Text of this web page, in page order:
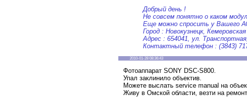
Добрый день !
Не совсем понятно о каком
Еще можно спросить у Вашего
Город : Новокузнецк, Кемеровская
Адрес : 654041, ул.
Контактный телефон : (3843)
2010-01-28 08:36:43
Фотоаппарат SONY DSC-S800.
Упал заклинило объектив.
Можете выслать service manual на
Живу в Омской области, везти на